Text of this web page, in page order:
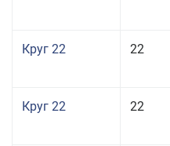
Круг 22 22
Круг 22 22